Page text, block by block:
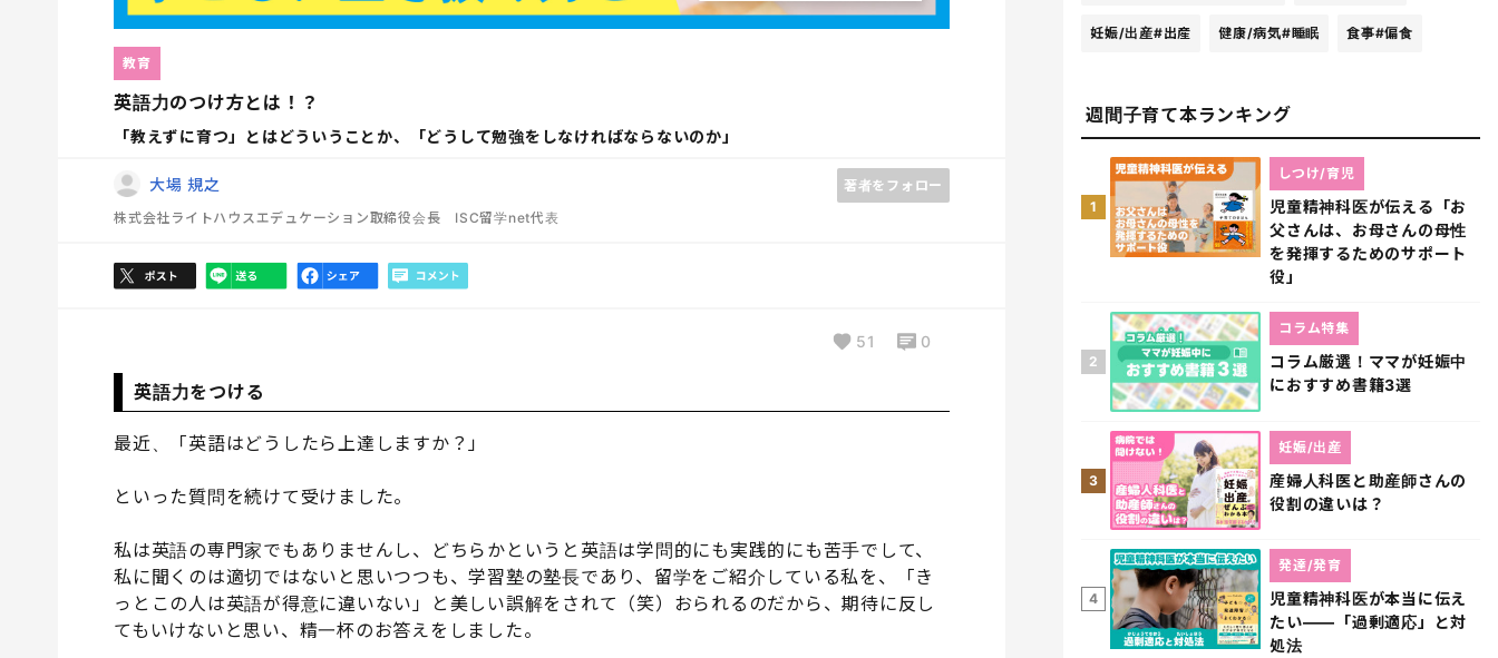
英語力のつけ方とは！？
「教えずに育つ」とはどういうことか、「どうして勉強をしなければならないのか」
教育
大場 規之
著者をフォロー
株式会社ライトハウスエデュケーション取締役会長 ISC留学net代表
51 0
英語力をつける
最近、「英語はどうしたら上達しますか？」
といった質問を続けて受けました。
私は英語の専門家でもありませんし、どちらかというと英語は学問的にも実践的にも苦手でして、
私に聞くのは適切ではないと思いつつも、学習塾の塾長であり、留学をご紹介している私を、「き
っとこの人は英語が得意に違いない」と美しい誤解をされて（笑）おられるのだから、期待に反し
てもいけないと思い、精一杯のお答えをしました。
妊娠/出産#出産 健康/病気#睡眠 食事#偏食
週間子育て本ランキング
1
児童精神科医が伝える「お
父さんは、お母さんの母性
を発揮するためのサポート
役」
しつけ/育児
2
コラム厳選！ママが妊娠中
におすすめ書籍3選
コラム特集
3
産婦人科医と助産師さんの
役割の違いは？
妊娠/出産
4
児童精神科医が本当に伝え
たい――「過剰適応」と対
処法
発達/発育